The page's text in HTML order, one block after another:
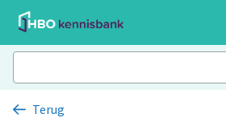
Terug